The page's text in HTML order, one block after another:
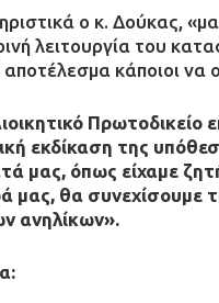
ο κ. Δούκας,
λειτουργία του
κάποιοι να
Πρωτοδικείο
εκδίκαση της
μας, όπως είχαμε
μας, θα συνεχίσουμε
ανηλίκων».